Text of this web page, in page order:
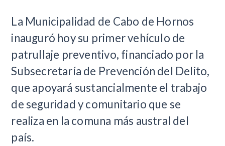
​La Municipalidad de Cabo de Hornos
inauguró hoy su primer vehículo de
patrullaje preventivo, financiado por la
Subsecretaría de Prevención del Delito,
que apoyará sustancialmente el trabajo
de seguridad y comunitario que se
realiza en la comuna más austral del
país.